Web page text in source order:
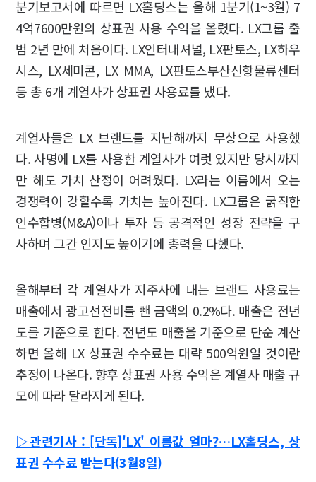
분기보고서에 따르면 LX홀딩스는 올해 1분기(1~3월) 7
4억7600만원의 상표권 사용 수익을 올렸다. LX그룹 출
범 2년 만에 처음이다. LX인터내셔널, LX판토스, LX하우
시스, LX세미콘, LX MMA, LX판토스부산신항물류센터
등 총 6개 계열사가 상표권 사용료를 냈다.
계열사들은 LX 브랜드를 지난해까지 무상으로 사용했
다. 사명에 LX를 사용한 계열사가 여럿 있지만 당시까지
만 해도 가치 산정이 어려웠다. LX라는 이름에서 오는
경쟁력이 강할수록 가치는 높아진다. LX그룹은 굵직한
인수합병(M&A)이나 투자 등 공격적인 성장 전략을 구
사하며 그간 인지도 높이기에 총력을 다했다.
올해부터 각 계열사가 지주사에 내는 브랜드 사용료는
매출에서 광고선전비를 뺀 금액의 0.2%다. 매출은 전년
도를 기준으로 한다. 전년도 매출을 기준으로 단순 계산
하면 올해 LX 상표권 수수료는 대략 500억원일 것이란
추정이 나온다. 향후 상표권 사용 수익은 계열사 매출 규
모에 따라 달라지게 된다.
▷관련기사 : [단독]'LX' 이름값 얼마?…LX홀딩스, 상
표권 수수료 받는다(3월8일)